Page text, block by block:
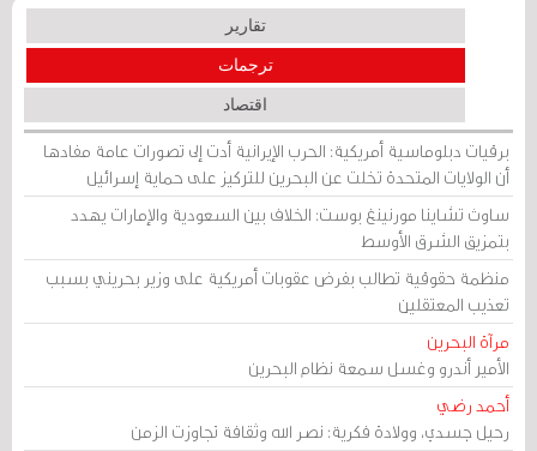
تقارير
ترجمات
اقتصاد
برقيات دبلوماسية أمريكية: الحرب الإيرانية أدت إلى تصورات عامة مفادها
أن الولايات المتحدة تخلت عن البحرين للتركيز على حماية إسرائيل
ساوث تشاينا مورنينغ بوست: الخلاف بين السعودية والإمارات يهدد
بتمزيق الشرق الأوسط
منظمة حقوقية تطالب بفرض عقوبات أمريكية على وزير بحريني بسبب
تعذيب المعتقلين
مرآة البحرين
الأمير أندرو وغسل سمعة نظام البحرين
أحمد رضي
رحيل جسدي، وولادة فكرية: نصر الله وثقافة تجاوزت الزمن